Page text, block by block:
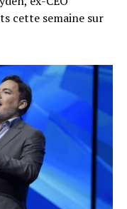
cette semaine sur